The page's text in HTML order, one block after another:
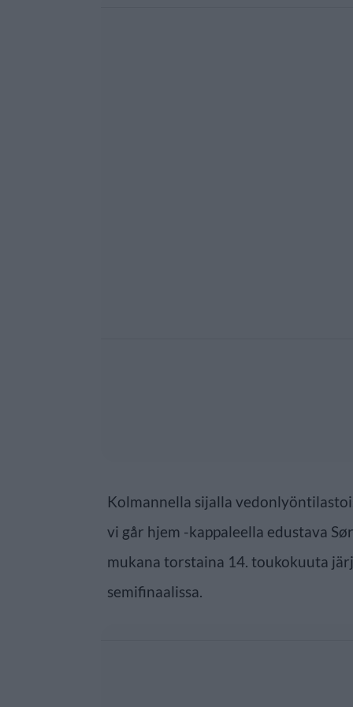
Kolmannella sijalla
vi går hjem -kappaleella edustava
mukana torstaina 14. toukokuuta
semifinaalissa.